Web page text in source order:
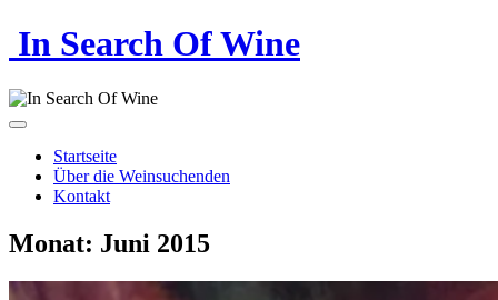
In Search Of Wine
Startseite
Über die Weinsuchenden
Kontakt
Monat: Juni 2015